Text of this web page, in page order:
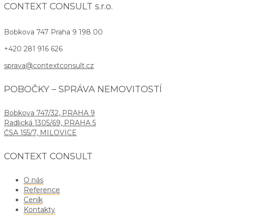
CONTEXT CONSULT s.r.o.
Bobkova 747 Praha 9 198 00
+420 281 916 626
sprava@contextconsult.cz
POBOČKY – SPRÁVA NEMOVITOSTÍ
Bobkova 747/32, PRAHA 9
Radlická 1305/69, PRAHA 5
ČSA 155/7, MILOVICE
CONTEXT CONSULT
O nás
Reference
Ceník
Kontakty